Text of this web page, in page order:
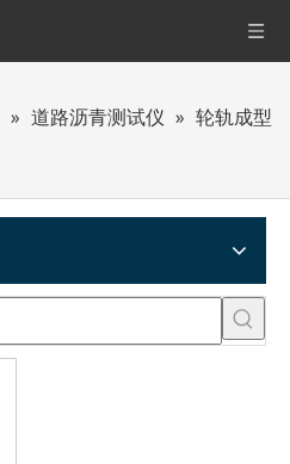
» 道路沥青测试仪 » 轮轨成型